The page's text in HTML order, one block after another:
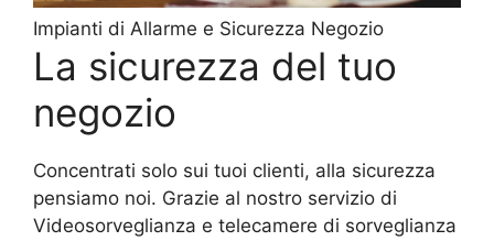
Impianti di Allarme e Sicurezza Negozio
La sicurezza del tuo
negozio
Concentrati solo sui tuoi clienti, alla sicurezza
pensiamo noi. Grazie al nostro servizio di
Videosorveglianza e telecamere di sorveglianza